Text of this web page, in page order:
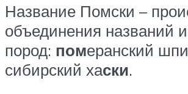
Название Помски –
объединения названий
пород: померанский
сибирский хаски.